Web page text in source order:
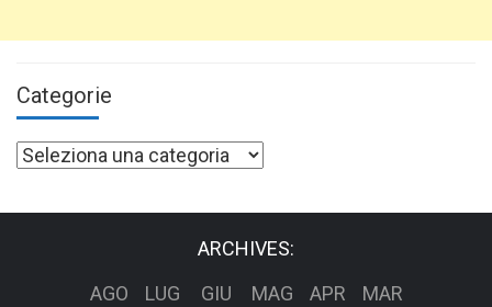
Categorie
Categorie
ARCHIVES:
AGO
LUG
GIU
MAG
APR
MAR